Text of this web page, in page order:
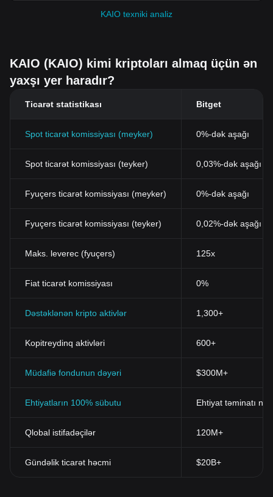
KAIO texniki analiz
KAIO (KAIO) kimi kriptoları almaq üçün ən
yaxşı yer haradır?
Ticarət statistikası Bitget
Spot ticarət komissiyası (meyker) 0%-dək aşağı
Spot ticarət komissiyası (teyker) 0,03%-dək aşağı
Fyuçers ticarət komissiyası (meyker) 0%-dək aşağı
Fyuçers ticarət komissiyası (teyker) 0,02%-dək aşağı
Maks. leverec (fyuçers) 125x
Fiat ticarət komissiyası 0%
Dəstəklənən kripto aktivlər 1,300+
Kopitreydinq aktivləri 600+
Müdafiə fondunun dəyəri $300M+
Ehtiyatların 100% sübutu Ehtiyat təminatı
Qlobal istifadəçilər 120M+
Gündəlik ticarət həcmi $20B+